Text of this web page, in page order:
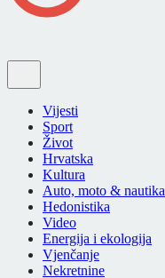
Vijesti
Sport
Život
Hrvatska
Kultura
Auto, moto & nautika
Hedonistika
Video
Energija i ekologija
Vjenčanje
Nekretnine